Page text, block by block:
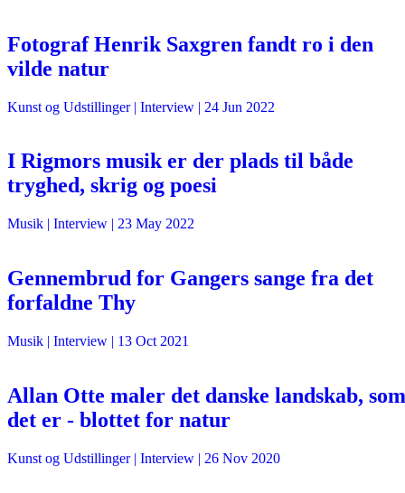
Fotograf Henrik Saxgren fandt ro i den
vilde natur
Kunst og Udstillinger| Interview | 24 Jun 2022
I Rigmors musik er der plads til både
tryghed, skrig og poesi
Musik | Interview | 23 May 2022
Gennembrud for Gangers sange fra det
forfaldne Thy
Musik | Interview | 13 Oct 2021
Allan Otte maler det danske landskab, som
det er - blottet for natur
Kunst og Udstillinger| Interview | 26 Nov 2020